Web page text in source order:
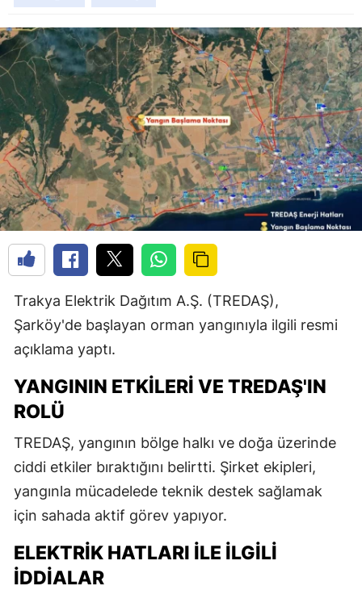
Trakya Elektrik Dağıtım A.Ş. (TREDAŞ),
Şarköy'de başlayan orman yangınıyla ilgili resmi
açıklama yaptı.
YANGININ ETKILERI VE TREDAŞ'IN
ROLÜ
TREDAŞ, yangının bölge halkı ve doğa üzerinde
ciddi etkiler bıraktığını belirtti. Şirket ekipleri,
yangınla mücadelede teknik destek sağlamak
için sahada aktif görev yapıyor.
ELEKTRIK HATLARI ILE İLGILI
İDDIALAR